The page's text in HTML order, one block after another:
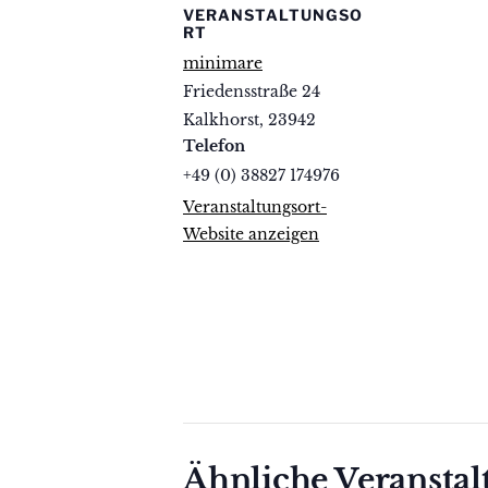
VERANSTALTUNGSO
RT
minimare
Friedensstraße 24
Kalkhorst, 23942
Telefon
+49 (0) 38827 174976
Veranstaltungsort-
Website anzeigen
Ähnliche